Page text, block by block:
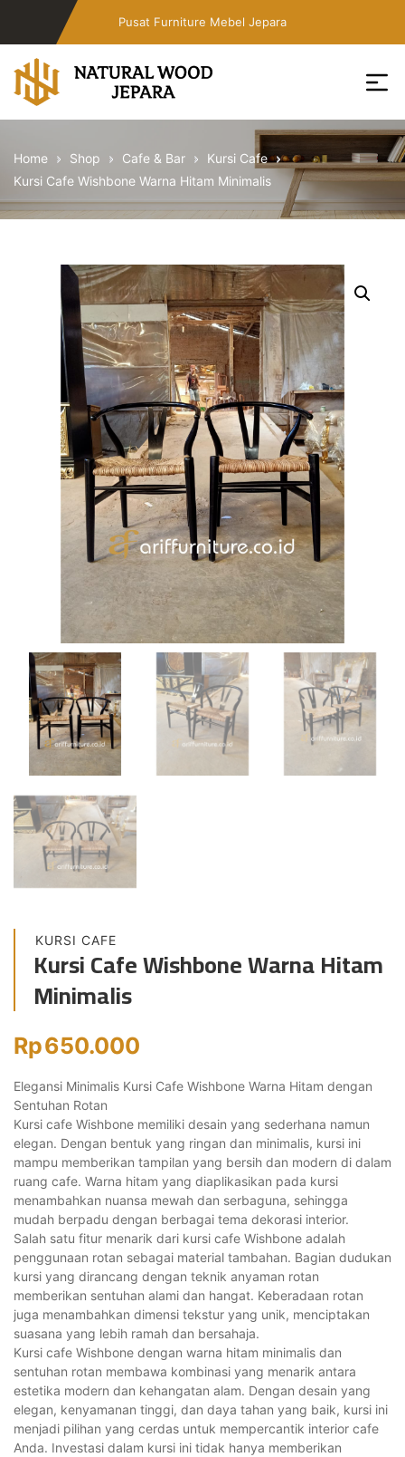
content
Pusat Furniture Mebel Jepara
Toko
Cafe
Jepara
Jati
Home Shop Cafe & Bar
Kursi Cafe
Kursi Cafe Wishbone Warna Hitam Minimalis
KURSI CAFE
Kursi Cafe Wishbone Warna Hitam
Minimalis
Rp650.000
Elegansi Minimalis Kursi Cafe Wishbone Warna Hitam dengan
Sentuhan Rotan
Kursi cafe Wishbone memiliki desain yang sederhana namun
elegan. Dengan bentuk yang ringan dan minimalis, kursi ini
mampu memberikan tampilan yang bersih dan modern di dalam
ruang cafe. Warna hitam yang diaplikasikan pada kursi
menambahkan nuansa mewah dan serbaguna, sehingga
mudah berpadu dengan berbagai tema dekorasi interior.
Salah satu fitur menarik dari kursi cafe Wishbone adalah
penggunaan rotan sebagai material tambahan. Bagian dudukan
kursi yang dirancang dengan teknik anyaman rotan
memberikan sentuhan alami dan hangat. Keberadaan rotan
juga menambahkan dimensi tekstur yang unik, menciptakan
suasana yang lebih ramah dan bersahaja.
Kursi cafe Wishbone dengan warna hitam minimalis dan
sentuhan rotan membawa kombinasi yang menarik antara
estetika modern dan kehangatan alam. Dengan desain yang
elegan, kenyamanan tinggi, dan daya tahan yang baik, kursi ini
menjadi pilihan yang cerdas untuk mempercantik interior cafe
Anda. Investasi dalam kursi ini tidak hanya memberikan